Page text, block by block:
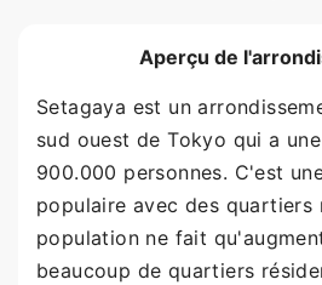
Aperçu de
Setagaya est un
sud ouest de Tokyo qui a
900.000 personnes. C'est
populaire avec des quartiers
population ne fait
beaucoup de quartiers